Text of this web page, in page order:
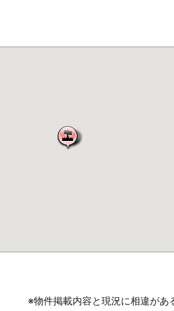
※物件掲載内容と現況に相違があ